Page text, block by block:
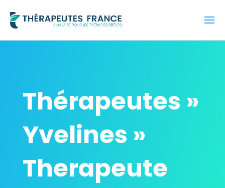
Thérapeutes »
Yvelines »
Therapeute